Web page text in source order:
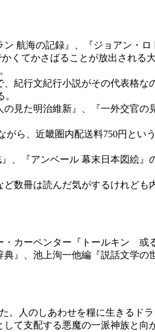
航海の記録』、『ジョアン・
くてかさばることが放出される
紀行文紀行小説がその代表格な
見た明治維新』、『一外交官の
ら、近畿圏内配送料750円とい
、『アンベール 幕末日本図絵』
数冊は読んだ気がするけれども
カーペンター『トールキン 或
』、池上洵一他編『説話文学の
。人のしあわせを糧に生きるド
て支配する悪魔の一派神族と向